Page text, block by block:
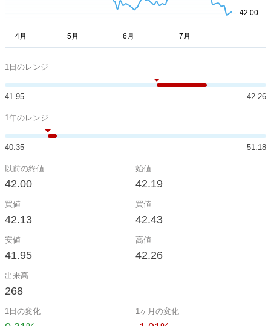
1日のレンジ
41.95 42.26
1年のレンジ
40.35 51.18
以前の終値
42.00
始値
42.19
買値
42.13
買値
42.43
安値
41.95
高値
42.26
出来高
268
1日の変化 1ヶ月の変化